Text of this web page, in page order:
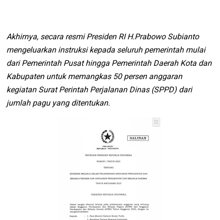
Akhirnya, secara resmi Presiden RI H.Prabowo Subianto
mengeluarkan instruksi kepada seluruh pemerintah mulai
dari Pemerintah Pusat hingga Pemerintah Daerah Kota dan
Kabupaten untuk memangkas 50 persen anggaran
kegiatan Surat Perintah Perjalanan Dinas (SPPD) dari
jumlah pagu yang ditentukan.